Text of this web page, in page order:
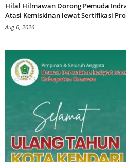
Hilal Hilmawan Dorong Pemuda
Atasi Kemiskinan lewat Sertifikasi
Aug 6, 2026